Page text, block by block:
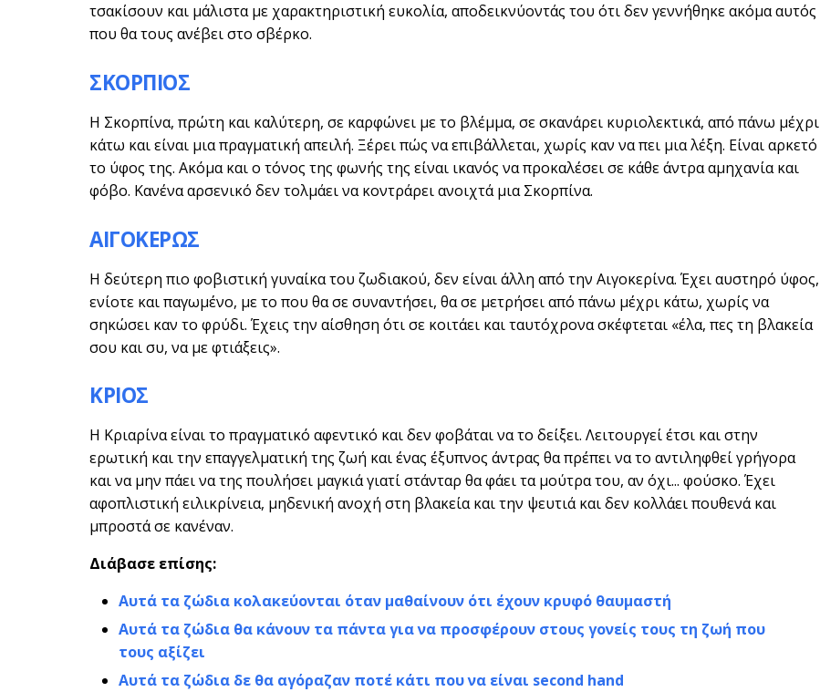
τσακίσουν και μάλιστα με χαρακτηριστική ευκολία, αποδεικνύοντάς του ότι δεν γεννήθηκε ακόμα αυτός
που θα τους ανέβει στο σβέρκο.
ΣΚΟΡΠΙΟΣ
Η Σκορπίνα, πρώτη και καλύτερη, σε καρφώνει με το βλέμμα, σε σκανάρει κυριολεκτικά, από πάνω μέχρι
κάτω και είναι μια πραγματική απειλή. Ξέρει πώς να επιβάλλεται, χωρίς καν να πει μια λέξη. Είναι αρκετό
το ύφος της. Ακόμα και ο τόνος της φωνής της είναι ικανός να προκαλέσει σε κάθε άντρα αμηχανία και
φόβο. Κανένα αρσενικό δεν τολμάει να κοντράρει ανοιχτά μια Σκορπίνα.
ΑΙΓΟΚΕΡΩΣ
Η δεύτερη πιο φοβιστική γυναίκα του ζωδιακού, δεν είναι άλλη από την Αιγοκερίνα. Έχει αυστηρό ύφος,
ενίοτε και παγωμένο, με το που θα σε συναντήσει, θα σε μετρήσει από πάνω μέχρι κάτω, χωρίς να
σηκώσει καν το φρύδι. Έχεις την αίσθηση ότι σε κοιτάει και ταυτόχρονα σκέφτεται «έλα, πες τη βλακεία
σου και συ, να με φτιάξεις».
ΚΡΙΟΣ
Η Κριαρίνα είναι το πραγματικό αφεντικό και δεν φοβάται να το δείξει. Λειτουργεί έτσι και στην
ερωτική και την επαγγελματική της ζωή και ένας έξυπνος άντρας θα πρέπει να το αντιληφθεί γρήγορα
και να μην πάει να της πουλήσει μαγκιά γιατί στάνταρ θα φάει τα μούτρα του, αν όχι... φούσκο. Έχει
αφοπλιστική ειλικρίνεια, μηδενική ανοχή στη βλακεία και την ψευτιά και δεν κολλάει πουθενά και
μπροστά σε κανέναν.
Διάβασε επίσης:
Αυτά τα ζώδια κολακεύονται όταν μαθαίνουν ότι έχουν κρυφό θαυμαστή
Αυτά τα ζώδια θα κάνουν τα πάντα για να προσφέρουν στους γονείς τους τη ζωή που
τους αξίζει
Αυτά τα ζώδια δε θα αγόραζαν ποτέ κάτι που να είναι second hand